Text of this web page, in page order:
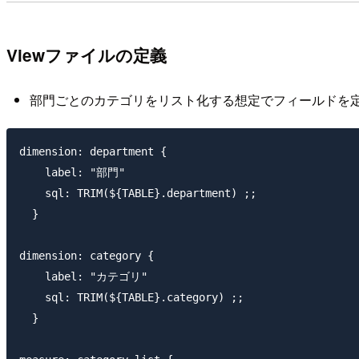
Viewファイルの定義
部門ごとのカテゴリをリスト化する想定でフィールドを
dimension: department {
    label: "部門"
    sql: TRIM(${TABLE}.department) ;;
  }
dimension: category {
    label: "カテゴリ"
    sql: TRIM(${TABLE}.category) ;;
  }